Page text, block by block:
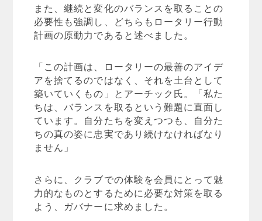
また、継続と変化のバランスを取ることの
必要性も強調し、どちらもロータリー行動
計画の原動力であると述べました。
「この計画は、ロータリーの最善のアイデ
アを捨てるのではなく、それを土台として
築いていくもの」とアーチック氏。「私た
ちは、バランスを取るという難題に直面し
ています。自分たちを変えつつも、自分た
ちの真の姿に忠実であり続けなければなり
ません」
さらに、クラブでの体験を会員にとって魅
力的なものとするために必要な対策を取る
よう、ガバナーに求めました。